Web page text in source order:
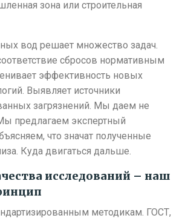
зона или строительная
вод решает множество задач.
сбросов нормативным
эффективность новых
Выявляет источники
загрязнений. Мы даем не
предлагаем экспертный
что значат полученные
Куда двигаться дальше.
исследований – наш
методикам. ГОСТ,